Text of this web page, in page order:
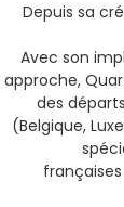
Depuis sa
Avec son
approche,
des
(Belgique,